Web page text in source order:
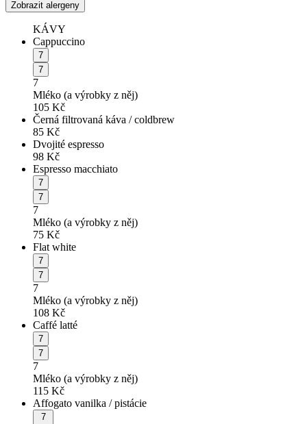
Zobrazit alergeny
KÁVY
Cappuccino
7
7
7
Mléko (a výrobky z něj)
105 Kč
Černá filtrovaná káva / coldbrew
85 Kč
Dvojité espresso
98 Kč
Espresso macchiato
7
7
7
Mléko (a výrobky z něj)
75 Kč
Flat white
7
7
7
Mléko (a výrobky z něj)
108 Kč
Caffé latté
7
7
7
Mléko (a výrobky z něj)
115 Kč
Affogato vanilka / pistácie
7